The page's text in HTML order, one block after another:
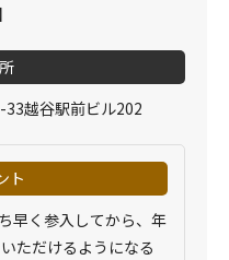
越谷駅前ビル202
ト
早く参入してから、年
ただけるようになる